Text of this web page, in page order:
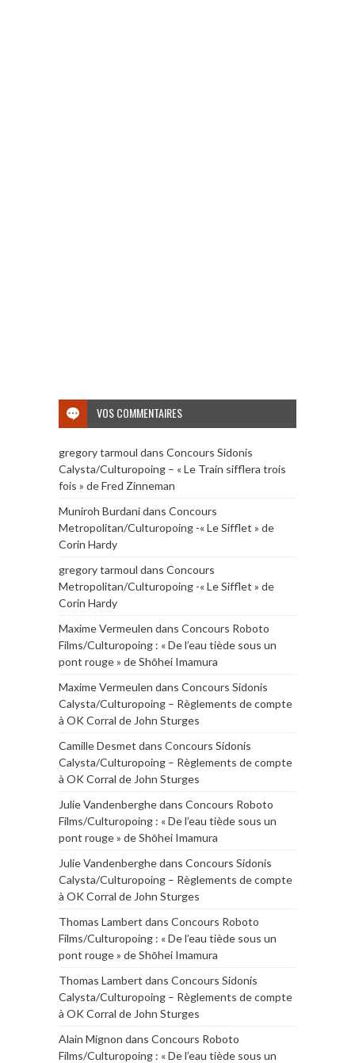
VOS COMMENTAIRES
gregory tarmoul dans Concours Sidonis
Calysta/Culturopoing – « Le Train sifflera trois
fois » de Fred Zinneman
Muniroh Burdanidans Concours
Metropolitan/Culturopoing -« Le Sifflet » de
Corin Hardy
gregory tarmoul dans Concours
Metropolitan/Culturopoing -« Le Sifflet » de
Corin Hardy
Maxime Vermeulen dans Concours Roboto
Films/Culturopoing : « De l’eau tiède sous un
pont rouge » de Shōhei Imamura
Maxime Vermeulen dans Concours Sidonis
Calysta/Culturopoing – Règlements de compte
à OK Corral de John Sturges
Camille Desmet dans Concours Sidonis
Calysta/Culturopoing – Règlements de compte
à OK Corral de John Sturges
Julie Vandenberghedans Concours Roboto
Films/Culturopoing : « De l’eau tiède sous un
pont rouge » de Shōhei Imamura
Julie Vandenberghedans Concours Sidonis
Calysta/Culturopoing – Règlements de compte
à OK Corral de John Sturges
Thomas Lambert dans Concours Roboto
Films/Culturopoing : « De l’eau tiède sous un
pont rouge » de Shōhei Imamura
Thomas Lambert dans Concours Sidonis
Calysta/Culturopoing – Règlements de compte
à OK Corral de John Sturges
Alain Mignon dans Concours Roboto
Films/Culturopoing : « De l’eau tiède sous un